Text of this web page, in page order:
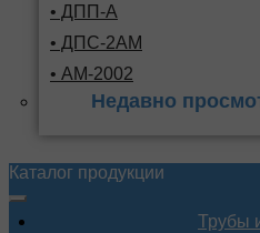
• ДПП-А
• ДПС-2АМ
• АМ-2002
Недавно
Каталог продукции
Трубы